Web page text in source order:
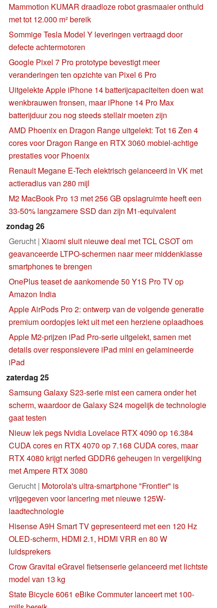
Mammotion KUMAR draadloze robot grasmaaier onthuld
met tot 12.000 m² bereik
Sommige Tesla Model Y leveringen vertraagd door
defecte achtermotoren
Google Pixel 7 Pro prototype bevestigt meer
veranderingen ten opzichte van Pixel 6 Pro
Uitgelekte Apple iPhone 14 batterijcapaciteiten doen wat
wenkbrauwen fronsen, maar iPhone 14 Pro Max
batterijduur zou nog steeds stellair moeten zijn
AMD Phoenix en Dragon Range uitgelekt: Tot 16 Zen 4
cores voor Dragon Range en RTX 3060 mobiel-achtige
prestaties voor Phoenix
Renault Megane E-Tech elektrisch gelanceerd in VK met
actieradius van 280 mijl
M2 MacBook Pro 13 met 256 GB opslagruimte heeft een
33-50% langzamere SSD dan zijn M1-equivalent
zondag 26
Gerucht | Xiaomi sluit nieuwe deal met TCL CSOT om
geavanceerde LTPO-schermen naar meer middenklasse
smartphones te brengen
OnePlus teaset de aankomende 50 Y1S Pro TV op
Amazon India
Apple AirPods Pro 2: ontwerp van de volgende generatie
premium oordopjes lekt uit met een herziene oplaadhoes
Apple M2-prijzen iPad Pro-serie uitgelekt, samen met
details over responsievere iPad mini en gelamineerde
iPad
zaterdag 25
Samsung Galaxy S23-serie mist een camera onder het
scherm, waardoor de Galaxy S24 mogelijk de technologie
gaat testen
Nieuw lek pegs Nvidia Lovelace RTX 4090 op 16.384
CUDA cores en RTX 4070 op 7.168 CUDA cores, maar
RTX 4080 krijgt nerfed GDDR6 geheugen in vergelijking
met Ampere RTX 3080
Gerucht | Motorola's ultra-smartphone "Frontier" is
vrijgegeven voor lancering met nieuwe 125W-
laadtechnologie
Hisense A9H Smart TV gepresenteerd met een 120 Hz
OLED-scherm, HDMI 2.1, HDMI VRR en 80 W
luidsprekers
Crow Gravital eGravel fietsenserie gelanceerd met lichtste
model van 13 kg
State Bicycle 6061 eBike Commuter lanceert met 100-